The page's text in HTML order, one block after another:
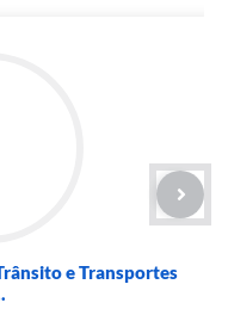
e Transportes